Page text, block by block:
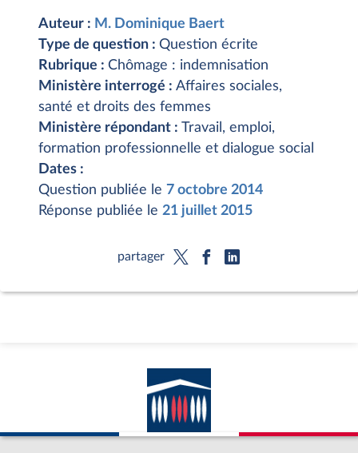
Auteur : M. Dominique Baert
Type de question : Question écrite
Rubrique : Chômage : indemnisation
Ministère interrogé : Affaires sociales,
santé et droits des femmes
Ministère répondant : Travail, emploi,
formation professionnelle et dialogue social
Dates :
Question publiée le 7 octobre 2014
Réponse publiée le 21 juillet 2015
partager